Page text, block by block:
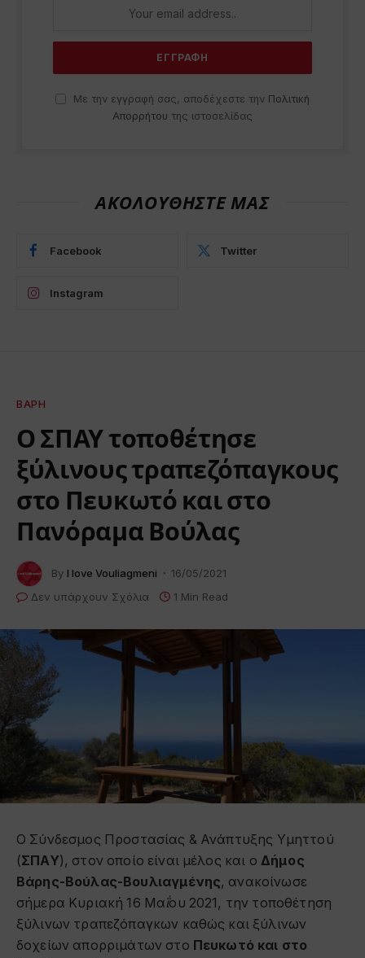
Με την εγγραφή σας, αποδέχεστε την Πολιτική
Απορρήτου της ιστοσελίδας
ΑΚΟΛΟΥΘΗΣΤΕ ΜΑΣ
Facebook Twitter
Instagram
ΒΆΡΗ
Ο ΣΠΑΥ τοποθέτησε
ξύλινους τραπεζόπαγκους
στο Πευκωτό και στο
Πανόραμα Βούλας
By I love Vouliagmeni
16/05/2021
Δεν υπάρχουν Σχόλια
1 Min Read
Ο Σύνδεσμος Προστασίας & Ανάπτυξης Υμηττού
(ΣΠΑΥ), στον οποίο είναι μέλος και ο Δήμος
Βάρης-Βούλας-Βουλιαγμένης, ανακοίνωσε
σήμερα Κυριακή 16 Μαΐου 2021, την τοποθέτηση
ξύλινων τραπεζόπαγκων καθώς και ξύλινων
δοχείων απορριμάτων στο Πευκωτό και στο